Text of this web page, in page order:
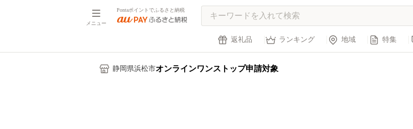
メニュー
Pontaポイントでふるさと納税
返礼品 ランキング 地域 特集
静岡県浜松市オンラインワンストップ申請対象